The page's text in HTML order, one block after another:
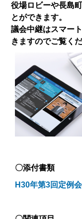
役場ロビーや長島
とができます。
議会中継はスマー
きますのでご覧くだ
〇添付書類
H30年第3回定例